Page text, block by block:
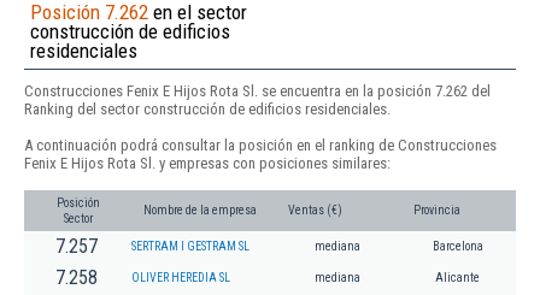
Posición 7.262 en el sector
construcción de edificios
residenciales
Construcciones Fenix E Hijos Rota Sl. se encuentra en la posición 7.262 del
Ranking del sector construcción de edificios residenciales.
A continuación podrá consultar la posición en el ranking de Construcciones
Fenix E Hijos Rota Sl. y empresas con posiciones similares:
Posición
Sector
Nombre de la empresa Ventas (€) Provincia
7.257 SERTRAM I GESTRAM SL mediana Barcelona
7.258 OLIVER HEREDIA SL mediana Alicante